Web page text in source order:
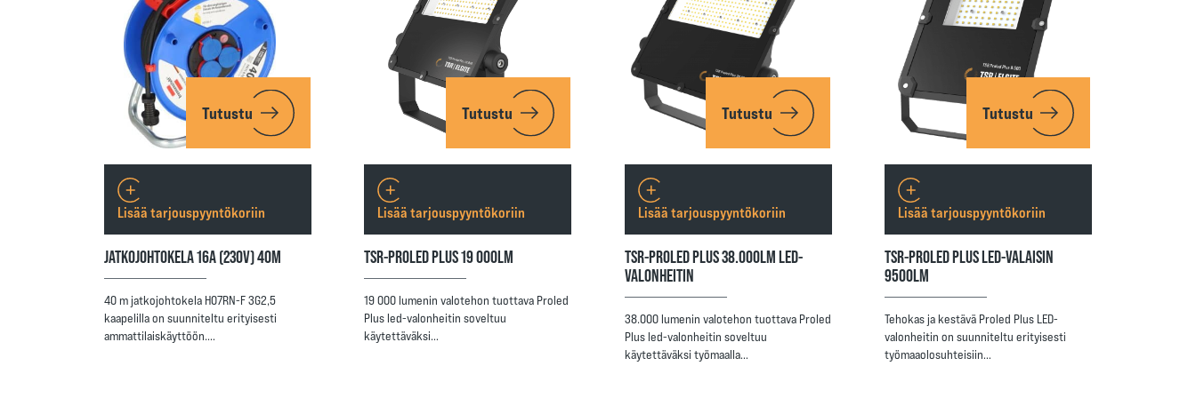
Tutustu
JATKOJOHTOKELA 16A (230V) 40M
40 m jatkojohtokela H07RN-F 3G2,5
kaapelilla on suunniteltu erityisesti
ammattilaiskäyttöön.…
Lisää tarjouspyyntökoriin
Tutustu
TSR-PROLED PLUS 19 000LM
19 000 lumenin valotehon tuottava Proled
Plus led-valonheitin soveltuu
käytettäväksi…
Lisää tarjouspyyntökoriin
Tutustu
TSR-PROLED PLUS 38.000LM LED-
VALONHEITIN
38.000 lumenin valotehon tuottava Proled
Plus led-valonheitin soveltuu
käytettäväksi työmaalla…
Lisää tarjouspyyntökoriin
Tutustu
TSR-PROLED PLUS LED-VALAISIN
9500LM
Tehokas ja kestävä Proled Plus LED-
valonheitin on suunniteltu erityisesti
työmaaolosuhteisiin…
Lisää tarjouspyyntökoriin